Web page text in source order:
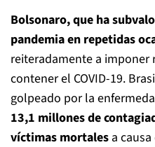
Bolsonaro, que ha
pandemia en repetidas
reiteradamente a imponer
contener el COVID-19.
golpeado por la
13,1 millones de
víctimas mortales a